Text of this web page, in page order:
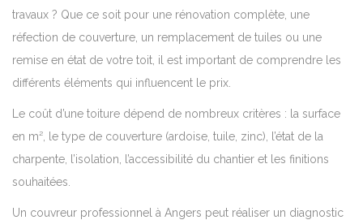
travaux ? Que ce soit pour une rénovation complète, une
réfection de couverture, un remplacement de tuiles ou une
remise en état de votre toit, il est important de comprendre les
différents éléments qui influencent le prix.
Le coût d’une toiture dépend de nombreux critères : la surface
en m², le type de couverture (ardoise, tuile, zinc), l’état de la
charpente, l’isolation, l’accessibilité du chantier et les finitions
souhaitées.
Un couvreur professionnel à Angers peut réaliser un diagnostic